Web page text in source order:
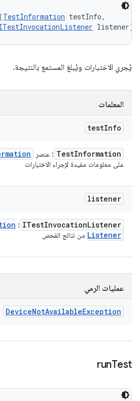
TestInformation testInfo,
listener)
يُجري الاختبارات ويُبلغ المستمع بالنتيجة.
المعلمات
testInfo
TestInformation : عنصر
على معلومات مفيدة لإجراء الاختبارات
listener
ITestInvocationListener
:
Listener من نتائج الفحص
عمليات الرمي
DeviceNotAvailableException
runTest